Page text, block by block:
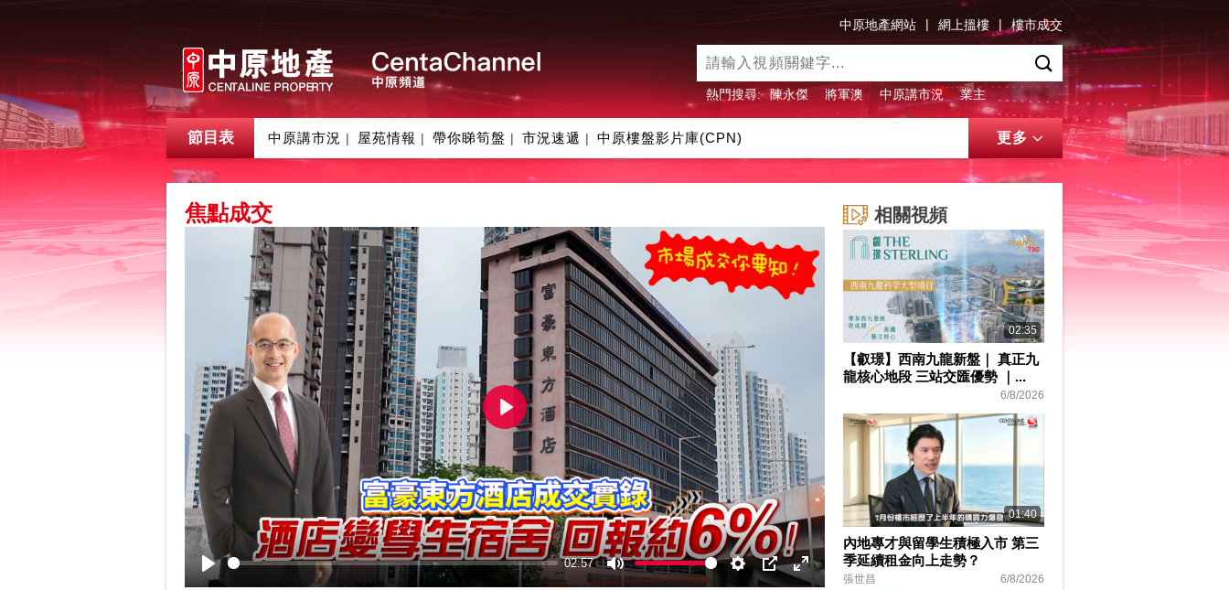
中原地產網站 | 網上搵樓 | 樓市成交
熱門搜尋: 陳永傑 將軍澳 中原講市況 業主
節目表 中原講市況 | 屋苑情報 | 帶你睇筍盤 | 市況速遞 | 中原樓盤影片庫(CPN) 更多
焦點成交
Play
02:57
Mute Settings
PIP
Enter
Play
相關視頻
02:35
【叡璟】西南九龍新盤｜ 真正九
龍核心地段 三站交匯優勢 ｜...
6/8/2026
01:40
內地專才與留學生積極入市 第三
季延續租金向上走勢？
張世昌 6/8/2026